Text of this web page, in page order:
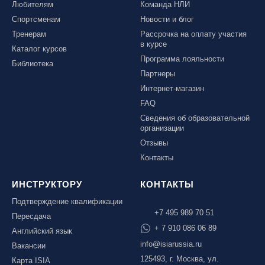
Республика Алтай, ВК «Манжерок»
Республика Башкортостан, ГЛЦ "Банное"
Республика Башкортостан., с. Новоабзаково, ГЛЦ
«Абзаково»
Санкт-Петербург, Скейт-парк под мостом Бетанкура
Сочи, ГК «Красная Поляна»
Узбекистан, ГКЛЦ «Amirsoy»
Уфа,СШОР ПО БИАТЛОНУ РБ
Челябинская обл., Миасс, Вейк-клуб «Мастер»
Южно-Сахалинск, СТК «Горный воздух»
Любителям
Спортсменам
Тренерам
Каталог курсов
Библиотека
Команда НЛИ
Новости и блог
Рассрочка на оплату участия
в курсе
Программа лояльности
Партнеры
Интернет-магазин
FAQ
Сведения об образовательной
организации
Отзывы
Контакты
ИНСТРУКТОРУ
Подтверждение квалификации
Пересдача
Английский язык
Вакансии
Карта ISIA
КОНТАКТЫ
+7 495 989 70 51
+ 7 910 086 06 89
info@isiarussia.ru
125493, г. Москва, ул.